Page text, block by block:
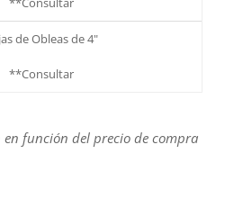
de Obleas de 4"
**Consultar
función del precio de compra